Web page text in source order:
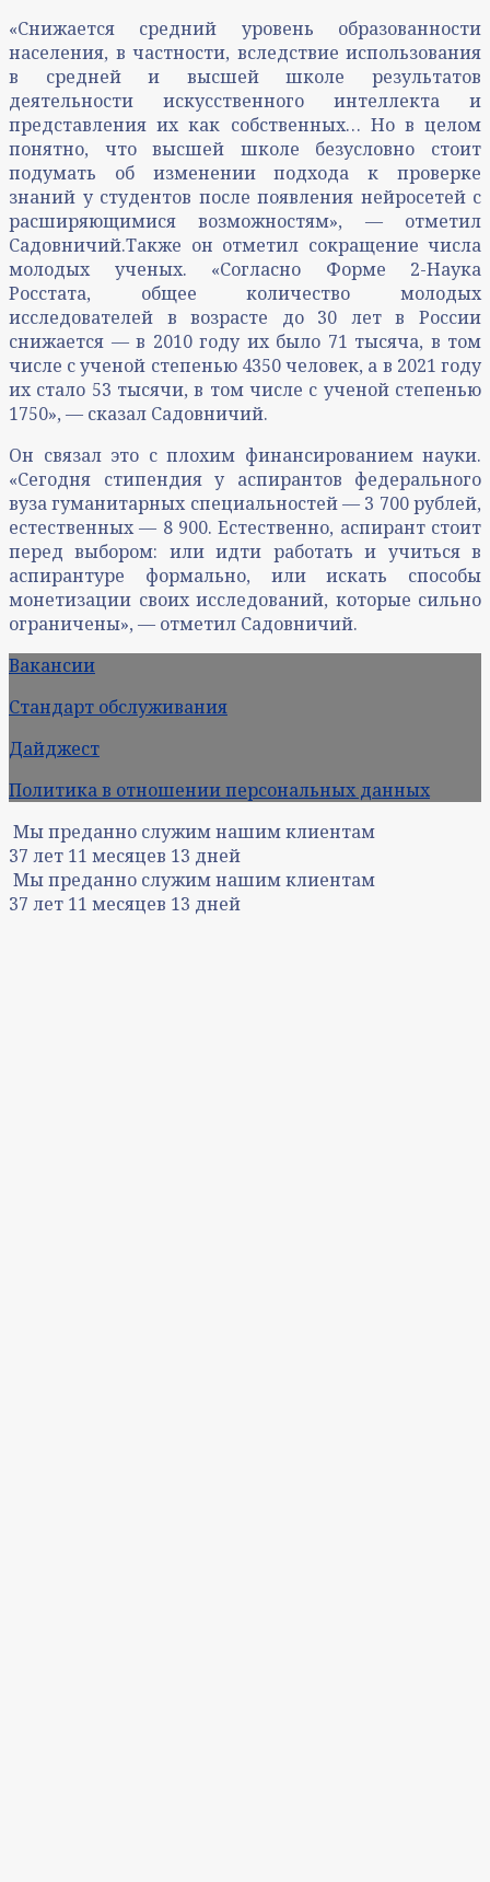
«Снижается средний уровень образованности
населения, в частности, вследствие использования
в средней и высшей школе результатов
деятельности искусственного интеллекта и
представления их как собственных… Но в целом
понятно, что высшей школе безусловно стоит
подумать об изменении подхода к проверке
знаний у студентов после появления нейросетей с
расширяющимися возможностям», — отметил
Садовничий.Также он отметил сокращение числа
молодых ученых. «Согласно Форме 2-Наука
Росстата, общее количество молодых
исследователей в возрасте до 30 лет в России
снижается — в 2010 году их было 71 тысяча, в том
числе с ученой степенью 4350 человек, а в 2021 году
их стало 53 тысячи, в том числе с ученой степенью
1750», — сказал Садовничий.
Он связал это с плохим финансированием науки.
«Сегодня стипендия у аспирантов федерального
вуза гуманитарных специальностей — 3 700 рублей,
естественных — 8 900. Естественно, аспирант стоит
перед выбором: или идти работать и учиться в
аспирантуре формально, или искать способы
монетизации своих исследований, которые сильно
ограничены», — отметил Садовничий.
Вакансии
Стандарт обслуживания
Дайджест
Политика в отношении персональных данных
Мы преданно служим нашим клиентам
37 лет 11 месяцев 13 дней
Мы преданно служим нашим клиентам
37 лет 11 месяцев 13 дней